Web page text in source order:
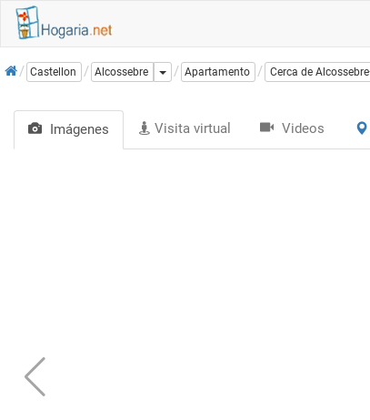
InicioCastellon Alcossebre Dropdown
Apartamento Cerca de Alcossebre
Imágenes Visita virtual Videos